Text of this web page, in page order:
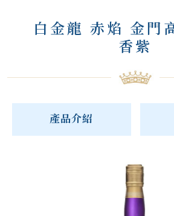
白金龍 赤焰 金門
香紫
產品介紹